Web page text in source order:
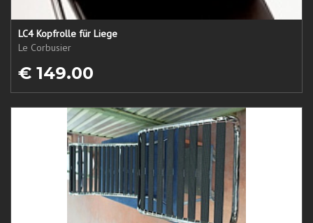
LC4 Kopfrolle für Liege
Le Corbusier
€ 149.00